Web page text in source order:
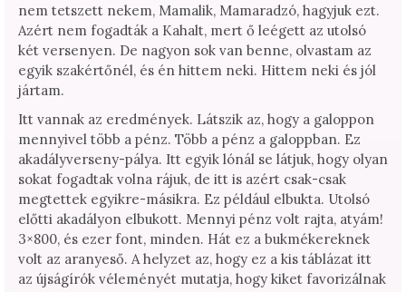
nem tetszett nekem, Mamalik, Mamaradzó, hagyjuk ezt.
Azért nem fogadták a Kahalt, mert ő leégett az utolsó
két versenyen. De nagyon sok van benne, olvastam az
egyik szakértőnél, és én hittem neki. Hittem neki és jól
jártam.
Itt vannak az eredmények. Látszik az, hogy a galoppon
mennyivel több a pénz. Több a pénz a galoppban. Ez
akadályverseny-pálya. Itt egyik lónál se látjuk, hogy olyan
sokat fogadtak volna rájuk, de itt is azért csak-csak
megtettek egyikre-másikra. Ez például elbukta. Utolsó
előtti akadályon elbukott. Mennyi pénz volt rajta, atyám!
3×800, és ezer font, minden. Hát ez a bukmékereknek
volt az aranyeső. A helyzet az, hogy ez a kis táblázat itt
az újságírók véleményét mutatja, hogy kiket favorizálnak